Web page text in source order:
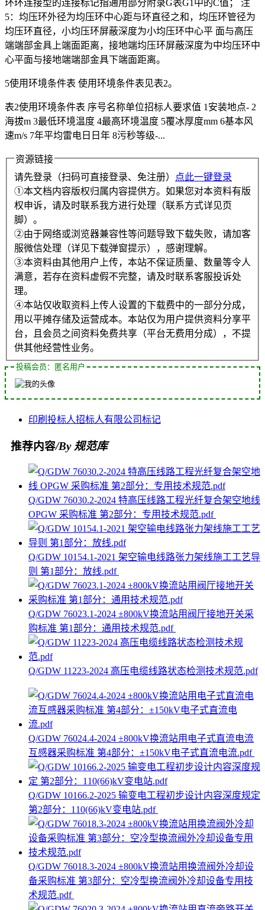
环环连接型的连接标记指通用部分附录G表G1中的C值； 注
5：均压环外径为均压环中心距与环直径之和，均压环管径为
均压环直径，小均压环屏蔽深度为小均压环中心平 面与高压
端端部金具上端面距离，接地端均压环屏蔽深度为中均压环中
心平面与接地端端部金具下端面距离。
5使用环境条件表 使用环境条件表见表2。
表2使用环境条件表 序号名称单位招标人要求值 1安装地点- 2
海拔m 3最低环境温度 4最高环境温度 5覆冰厚度mm 6基本风
速m/s 7年平均雷电日日年 8污秒等级-...
资源链接
请先登录（扫码可直接登录、免注册）
点此一键登录
①本文档内容版权归属内容提供方。如果您对本资料有版
权申诉，请及时联系我方进行处理（联系方式详见页
脚）。
②由于网络或浏览器兼容性等问题导致下载失败，请加客
服微信处理（详见下载弹窗提示），感谢理解。
③本资料由其他用户上传，本站不保证质量、数量等令人
满意，若存在资料虚假不完整，请及时联系客服投诉处
理。
④本站仅收取资料上传人设置的下载费中的一部分分成，
用以平摊存储及运营成本。本站仅为用户提供资料分享平
台，且会员之间资料免费共享（平台无费用分成），不提
供其他经营性业务。
投稿会员：匿名用户
印刷 投标人招标人有限公司标记
推荐内容/By 规范库
Q/GDW 76030.2-2024 特高压线路工程光纤复合架空地线
OPGW 采购标准 第2部分：专用技术规范.pdf
Q/GDW 10154.1-2021 架空输电线路张力架线施工工艺导
则 第1部分：放线.pdf
Q/GDW 76023.1-2024 ±800kV换流站用阀厅接地开关采
购标准 第1部分：通用技术规范.pdf
Q/GDW 11223-2024 高压电缆线路状态检测技术规范.pdf
Q/GDW 76024.4-2024 ±800kV换流站用电子式直流电流
互感器采购标准 第4部分：±150kV电子式直流电流.pdf
Q/GDW 10166.2-2025 输变电工程初步设计内容深度规定
第2部分：110(66)kV变电站.pdf
Q/GDW 76018.3-2024 ±800kV换流站用换流阀外冷却设
备采购标准 第3部分：空冷型换流阀外冷却设备专用技
术规范.pdf